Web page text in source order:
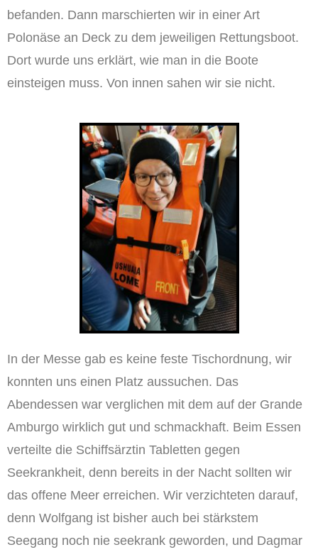
befanden. Dann marschierten wir in einer Art
Polonäse an Deck zu dem jeweiligen Rettungsboot.
Dort wurde uns erklärt, wie man in die Boote
einsteigen muss. Von innen sahen wir sie nicht.
In der Messe gab es keine feste Tischordnung, wir
konnten uns einen Platz aussuchen. Das
Abendessen war verglichen mit dem auf der Grande
Amburgo wirklich gut und schmackhaft. Beim Essen
verteilte die Schiffsärztin Tabletten gegen
Seekrankheit, denn bereits in der Nacht sollten wir
das offene Meer erreichen. Wir verzichteten darauf,
denn Wolfgang ist bisher auch bei stärkstem
Seegang noch nie seekrank geworden, und Dagmar